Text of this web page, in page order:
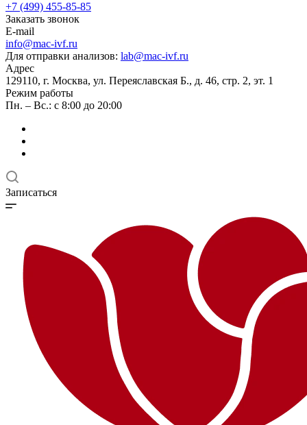
+7 (499) 455-85-85
Заказать звонок
E-mail
info@mac-ivf.ru
Для отправки анализов: lab@mac-ivf.ru
Адрес
129110, г. Москва, ул. Переяславская Б., д. 46, стр. 2, эт. 1
Режим работы
Пн. – Вс.: с 8:00 до 20:00
Записаться